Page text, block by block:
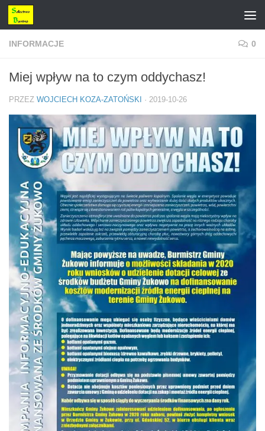
Przejdź do treści
INFORMACJE 0
Miej wpływ na to czym oddychasz!
PRZEZ WOJCIECH KOZA-ZATOŃSKI · 2019-10-26